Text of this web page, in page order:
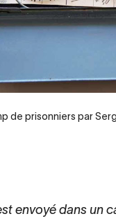
de prisonniers par
envoyé dans un